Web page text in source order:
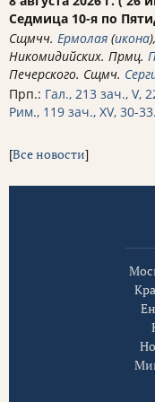
Седмица 10-я по
Сщмчч. Ермолая (икона),
Никомидийских. Прмц.
Печерского. Сщмч.
Прп.: Гал., 213 зач., V,
Рим., 119 зач., XV, 30-33.
[Все новости]